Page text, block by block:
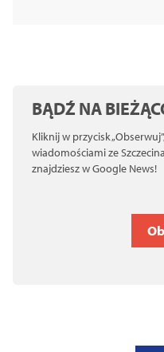
BĄDŹ NA
Kliknij w przycisk
wiadomościami ze
znajdziesz w Google News!